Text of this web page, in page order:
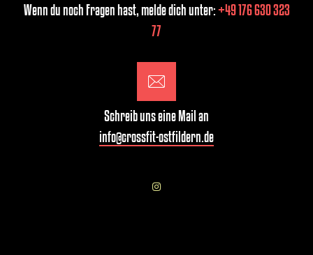
Wenn du noch Fragen hast, melde dich unter:+49 176 630 323
77
Schreib uns eine Mail an
info@crossfit-ostfildern.de